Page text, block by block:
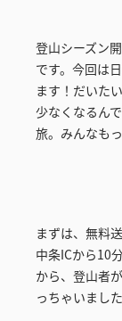
登山シーズン
です。今回は
ます！だいた
少なくなるん
旅。みんなも
まずは、無料
中条ICから10
から、登山者
っちゃいまし